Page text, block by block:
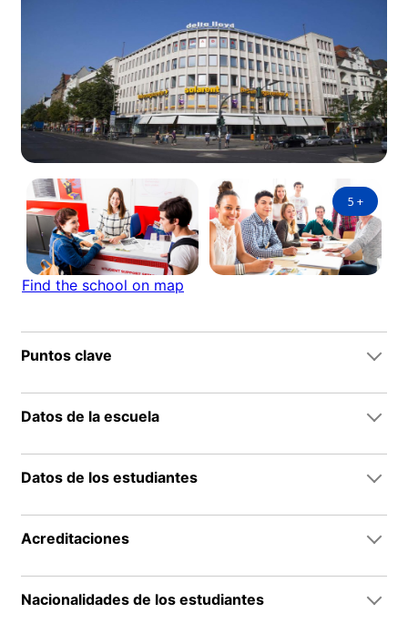
5 +
Find the school on map
Puntos clave
Datos de la escuela
Datos de los estudiantes
Acreditaciones
Nacionalidades de los estudiantes